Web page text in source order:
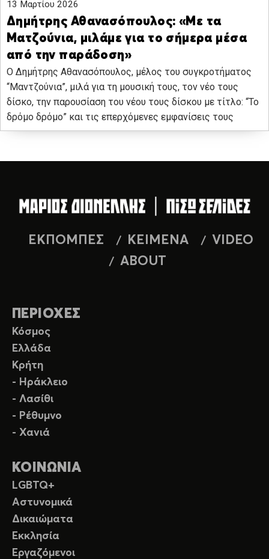
13 Μαρτίου 2026
Δημήτρης Αθανασόπουλος: «Με τα
Ματζούνια, μιλάμε για το σήμερα μέσα
από την παράδοση»
Ο Δημήτρης Αθανασόπουλος, μέλος του συγκροτήματος
“Μαντζούνια”, μιλά για τη μουσική τους, τον νέο τους
δίσκο, την παρουσίαση του νέου τους δίσκου με τίτλο: “Το
δρόμο δρόμο” και τις επερχόμενες εμφανίσεις τους
ΕΚΠΟΜΠΕΣ ΚΕΙΜΕΝΑ
VIDEO
ABOUT
ΠΕΡΙΟΧΕΣ
Κόσμος
Ελλάδα
Κρήτη
- Ηράκλειο
- Λασίθι
- Ρέθυμνο
- Χανιά
ΚΟΙΝΩΝΙΑ
LGBTQ+
Αστυνομικά
Δικαιώματα
Εκκλησία
Εργαζόμενοι